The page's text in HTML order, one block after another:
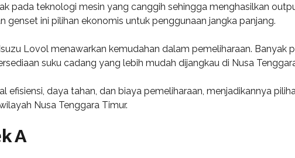
pada teknologi mesin yang canggih sehingga menghasilkan
genset ini pilihan ekonomis untuk penggunaan jangka panjang.
Lovol menawarkan kemudahan dalam pemeliharaan. Banyak
suku cadang yang lebih mudah dijangkau di Nusa
daya tahan, dan biaya pemeliharaan, menjadikannya
Nusa Tenggara Timur.
A